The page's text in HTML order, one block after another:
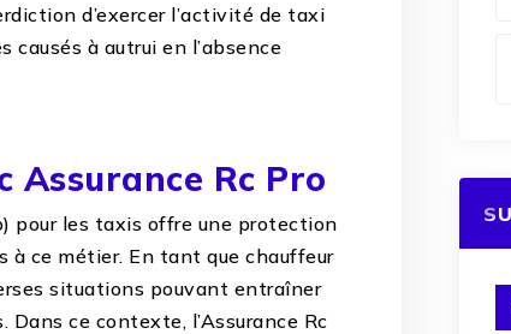
d’exercer l’activité de taxi
à autrui en l’absence
Assurance Rc Pro
pour les taxis offre une protection
ce métier. En tant que chauffeur
situations pouvant entraîner
ce contexte, l’Assurance Rc